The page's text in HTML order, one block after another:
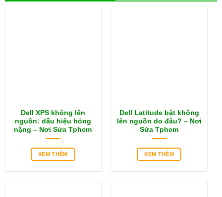
Dell XPS không lên
nguồn: dấu hiệu hỏng
nặng – Nơi Sửa Tphcm
XEM THÊM
Dell Latitude bật không
lên nguồn do đâu? – Nơi
Sửa Tphcm
XEM THÊM